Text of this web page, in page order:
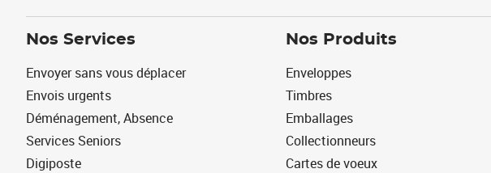
Nos Services
Envoyer sans vous déplacer
Envois urgents
Déménagement, Absence
Services Seniors
Digiposte
Nos Produits
Enveloppes
Timbres
Emballages
Collectionneurs
Cartes de voeux